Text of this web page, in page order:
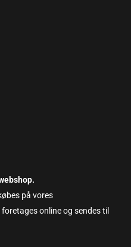
på vores
online og sendes til